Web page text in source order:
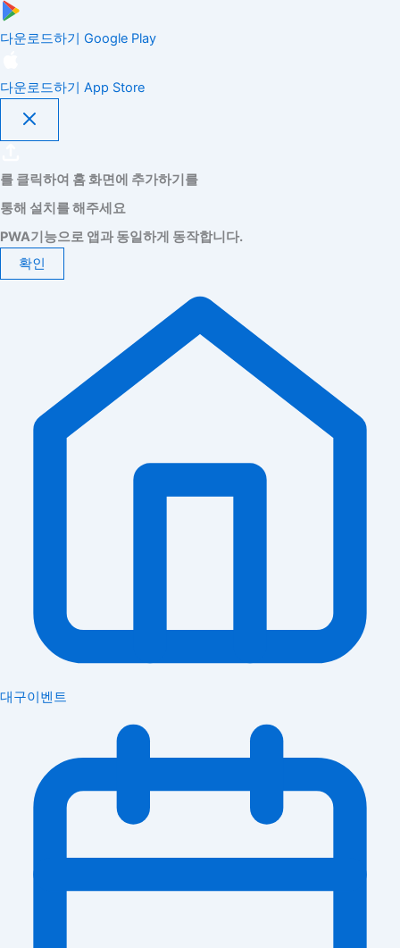
다운로드하기 Google Play
다운로드하기 App Store
를 클릭하여 홈 화면에 추가하기를
통해 설치를 해주세요
PWA기능으로 앱과 동일하게 동작합니다.
확인
대구이벤트